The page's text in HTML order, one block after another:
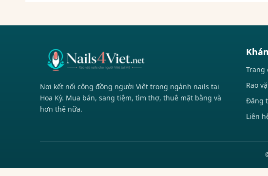
Nơi kết nối cộng đồng người Việt trong ngành nails tại
Hoa Kỳ. Mua bán, sang tiệm, tìm thợ, thuê mặt bằng và
hơn thế nữa.
Trang
Rao
Đăng
Liên